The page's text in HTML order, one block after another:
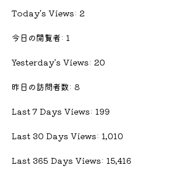
Today's Views: 2
今日の閲覧者: 1
Yesterday's Views: 20
昨日の訪問者数: 8
Last 7 Days Views: 199
Last 30 Days Views: 1,010
Last 365 Days Views: 15,416